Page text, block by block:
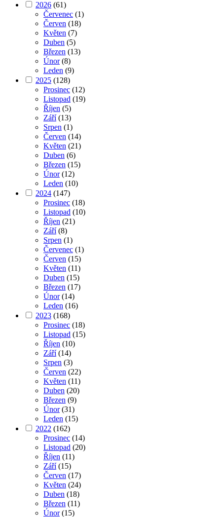
2026 (61)
Červenec (1)
Červen (18)
Květen (7)
Duben (5)
Březen (13)
Únor(8)
Leden (9)
2025 (128)
Prosinec (12)
Listopad (19)
Říjen (5)
Září(13)
Srpen (1)
Červen (14)
Květen (21)
Duben (6)
Březen (15)
Únor(12)
Leden (10)
2024 (147)
Prosinec (18)
Listopad (10)
Říjen (21)
Září(8)
Srpen (1)
Červenec (1)
Červen (15)
Květen (11)
Duben (15)
Březen (17)
Únor(14)
Leden (16)
2023 (168)
Prosinec (18)
Listopad (15)
Říjen (10)
Září(14)
Srpen (3)
Červen (22)
Květen (11)
Duben (20)
Březen (9)
Únor(31)
Leden (15)
2022 (162)
Prosinec (14)
Listopad (20)
Říjen (11)
Září(15)
Červen (17)
Květen (24)
Duben (18)
Březen (11)
Únor(15)